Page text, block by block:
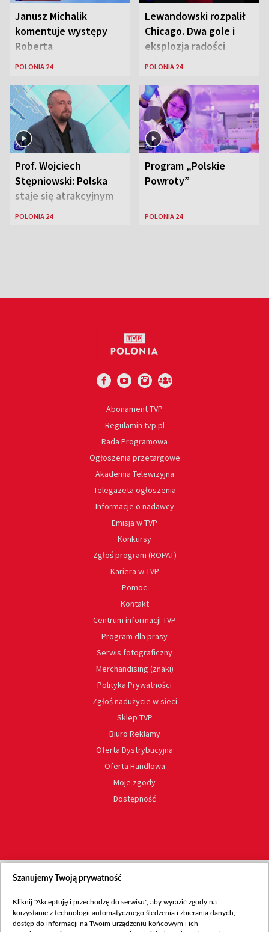
Janusz Michalik
komentuje występy
Roberta
Lewandowskiego w
Zjednoczonych
POLONIA 24
Lewandowski rozpalił
Chicago. Dwa gole i
eksplozja radości
wśród Polonii
POLONIA 24
Prof. Wojciech
Stępniowski: Polska
staje się atrakcyjnym
miejscem dla
POLONIA 24
Program „Polskie
Powroty”
POLONIA 24
Abonament TVP
Regulamin tvp.pl
Rada Programowa
Ogłoszenia przetargowe
Akademia Telewizyjna
Telegazeta ogłoszenia
Informacje o nadawcy
Emisja w TVP
Konkursy
Zgłoś program (ROPAT)
Kariera w TVP
Pomoc
Kontakt
Centrum informacji TVP
Program dla prasy
Serwis fotograficzny
Merchandising (znaki)
Polityka Prywatności
Zgłoś nadużycie w sieci
Sklep TVP
Biuro Reklamy
Oferta Dystrybucyjna
Oferta Handlowa
Moje zgody
Dostępność
Szanujemy Twoją prywatność
Kliknij "Akceptuję i przechodzę do serwisu", aby wyrazić zgody na
korzystanie z technologii automatycznego śledzenia i zbierania danych,
dostęp do informacji na Twoim urządzeniu końcowym i ich